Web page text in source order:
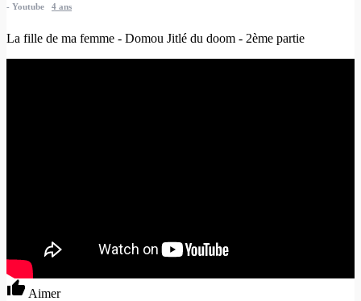
Mon compte
Créer un compte
- Youtube 4 ans
La fille de ma femme - Domou Jitlé du doom - 2ème partie
Aimer